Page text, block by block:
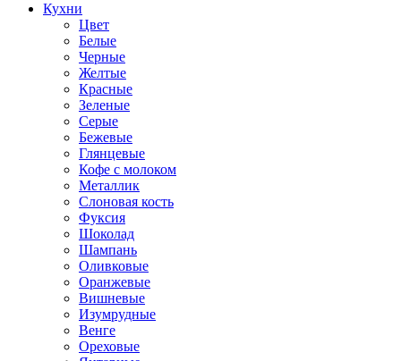
Кухни
Цвет
Белые
Черные
Желтые
Красные
Зеленые
Серые
Бежевые
Глянцевые
Кофе с молоком
Металлик
Слоновая кость
Фуксия
Шоколад
Шампань
Оливковые
Оранжевые
Вишневые
Изумрудные
Венге
Ореховые